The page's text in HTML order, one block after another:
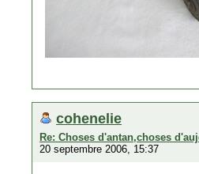
cohenelie
Re: Choses d'antan,choses
20 septembre 2006, 15:37